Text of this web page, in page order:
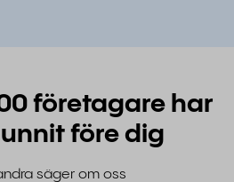
företagare har
före dig
säger om oss